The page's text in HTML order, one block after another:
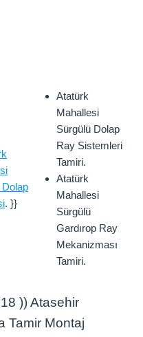
Dolap
. }}
Atatürk
Mahallesi
Sürgülü Dolap
Ray Sistemleri
Tamiri.
Atatürk
Mahallesi
Sürgülü
Gardırop Ray
Mekanizması
Tamiri.
)) Atasehir
Tamir Montaj